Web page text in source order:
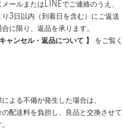
メールまたはLINEでご連絡のうえ、
3日以内（到着日を含む）にご返送
に限り、返品を承ります。
キャンセル・返品について 】
をご覧く
よる不備が発生した場合は、
の配送料を負担し、良品と交換させて